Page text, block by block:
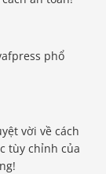
phổ
vời về cách
tùy chỉnh của